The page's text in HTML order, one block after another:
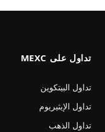
تداول على MEXC
تداول البيتكوين
تداول الإيثيريوم
تداول الذهب